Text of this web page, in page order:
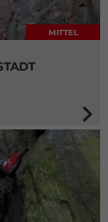
MITTEL